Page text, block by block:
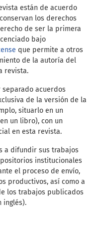
están de acuerdo
los derechos
de ser la primera
bajo
que permite a otros
de la autoría del
revista.
acuerdos
de la versión de la
situarlo en un
un libro), con un
en esta revista.
a difundir sus trabajos
institucionales
el proceso de envío,
productivos, así como a
los trabajos publicados
inglés).